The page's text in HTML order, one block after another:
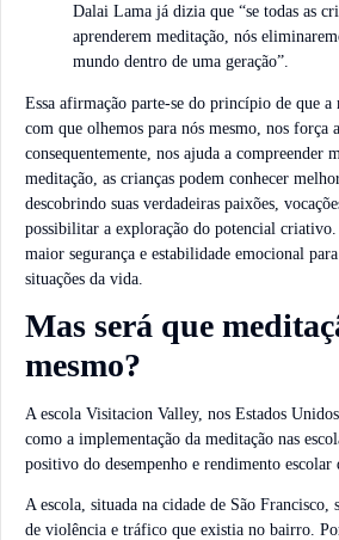
Dalai Lama já dizia que “se todas as
aprenderem meditação, nós
mundo dentro de uma geração”.
Essa afirmação parte-se do princípio de que a
com que olhemos para nós mesmo, nos força
consequentemente, nos ajuda a compreender
meditação, as crianças podem conhecer
descobrindo suas verdadeiras paixões,
possibilitar a exploração do potencial
maior segurança e estabilidade emocional
situações da vida.
Mas será que
mesmo?
A escola Visitacion Valley, nos Estados
como a implementação da meditação nas
positivo do desempenho e rendimento escolar
A escola, situada na cidade de São
de violência e tráfico que existia no bairro.